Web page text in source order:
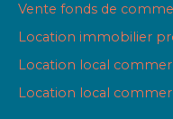
Vente fonds de
Location immobilier
Location local
Location local